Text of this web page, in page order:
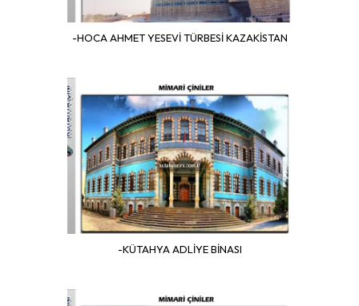
-HOCA AHMET YESEVİ TÜRBESİ KAZAKİSTAN
-KÜTAHYA ADLİYE BİNASI